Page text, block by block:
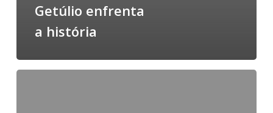
Getúlio enfrenta
a história